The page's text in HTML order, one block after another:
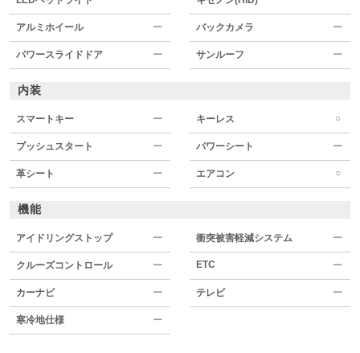
アルミホイール ー バックカメラ ー
パワースライドドア ー サンルーフ ー
内装
スマートキー ー キーレス ○
プッシュスタート ー パワーシート ー
革シート ー エアコン ○
機能
アイドリングストップ ー 衝突被害軽減システム ー
クルーズコントロール ー ETC ー
カーナビ ー テレビ ー
寒冷地仕様 ー